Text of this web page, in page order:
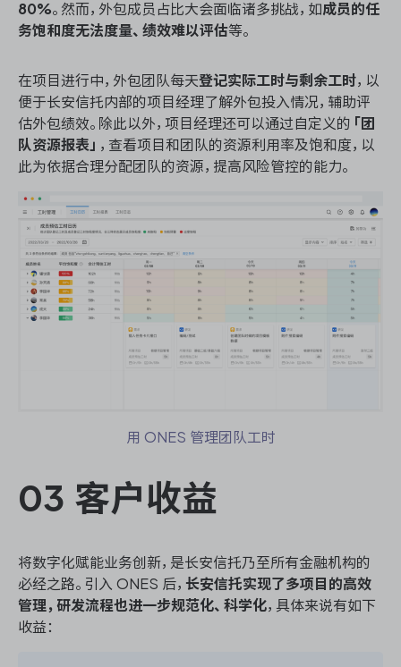
80%。然而，外包成员占比大会面临诸多挑战，如成员的任
务饱和度无法度量、绩效难以评估等。
在项目进行中，外包团队每天登记实际工时与剩余工时，以
便于长安信托内部的项目经理了解外包投入情况，辅助评
估外包绩效。除此以外，项目经理还可以通过自定义的 「团
队资源报表」 ，查看项目和团队的资源利用率及饱和度，以
此为依据合理分配团队的资源，提高风险管控的能力。
用 ONES 管理团队工时
03 客户收益
将数字化赋能业务创新，是长安信托乃至所有金融机构的
必经之路。引入 ONES 后， 长安信托实现了多项目的高效
管理，研发流程也进一步规范化、科学化，具体来说有如下
收益：